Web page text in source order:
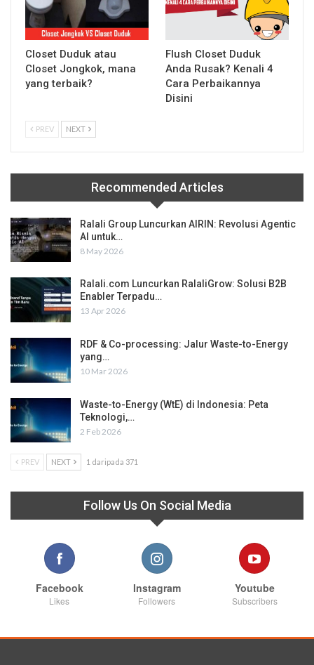
Closet Duduk atau
Closet Jongkok, mana
yang terbaik?
Flush Closet Duduk
Anda Rusak? Kenali 4
Cara Perbaikannya
Disini
PREV NEXT
Recommended Articles
Ralali Group Luncurkan AIRIN: Revolusi Agentic
AI untuk…
8 May 2026
Ralali.com Luncurkan RalaliGrow: Solusi B2B
Enabler Terpadu…
13 Apr 2026
RDF & Co-processing: Jalur Waste-to-Energy
yang…
10 Mar 2026
Waste-to-Energy (WtE) di Indonesia: Peta
Teknologi,…
2 Feb 2026
PREV NEXT 1 daripada 371
Follow Us On Social Media
Facebook
Likes
Instagram
Followers
Youtube
Subscribers